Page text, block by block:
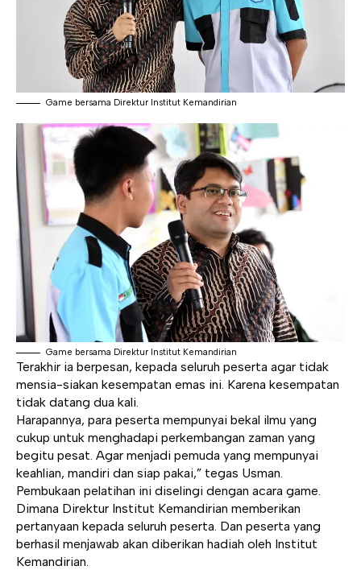
Game bersama Direktur Institut Kemandirian
Game bersama Direktur Institut Kemandirian
Terakhir ia berpesan, kepada seluruh peserta agar tidak
mensia-siakan kesempatan emas ini. Karena kesempatan
tidak datang dua kali.
Harapannya, para peserta mempunyai bekal ilmu yang
cukup untuk menghadapi perkembangan zaman yang
begitu pesat. Agar menjadi pemuda yang mempunyai
keahlian, mandiri dan siap pakai,” tegas Usman.
Pembukaan pelatihan ini diselingi dengan acara game.
Dimana Direktur Institut Kemandirian memberikan
pertanyaan kepada seluruh peserta. Dan peserta yang
berhasil menjawab akan diberikan hadiah oleh Institut
Kemandirian.